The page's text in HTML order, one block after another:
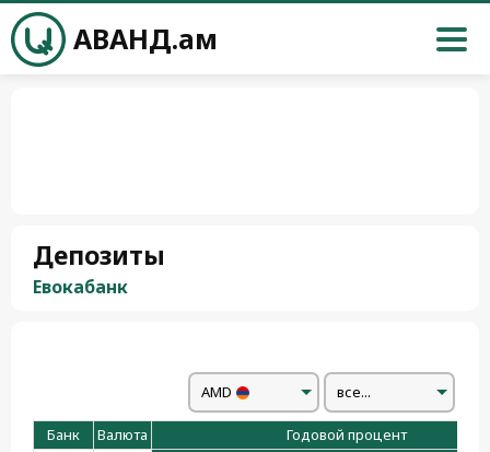
АВАНД.ам
Депозиты
Евокабанк
все...
AMD
Банк Валюта Годовой процент